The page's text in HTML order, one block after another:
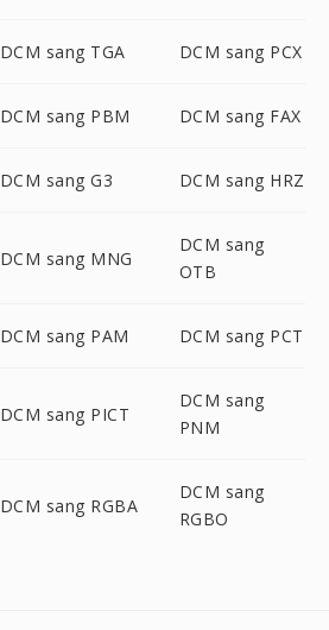
DCM sang TGA DCM sang PCX
DCM sang PBM DCM sang FAX
DCM sang G3 DCM sang HRZ
DCM sang MNG
DCM sang
OTB
DCM sang PAM DCM sang PCT
DCM sang PICT
DCM sang
PNM
DCM sang RGBA
DCM sang
RGBO